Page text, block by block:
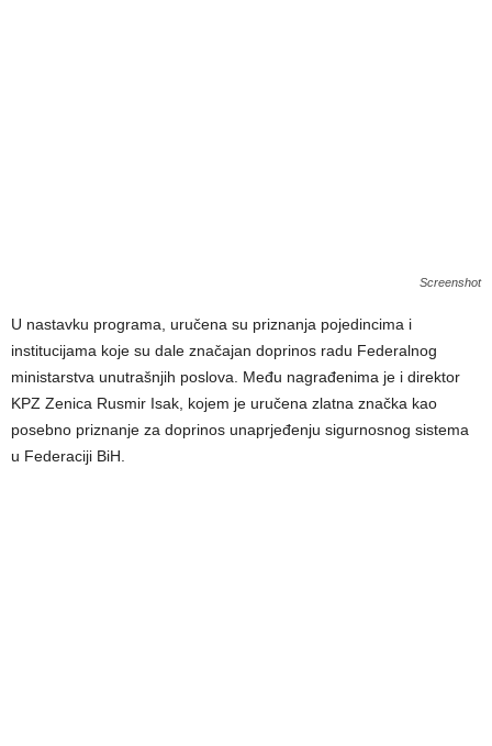
Screenshot
U nastavku programa, uručena su priznanja pojedincima i
institucijama koje su dale značajan doprinos radu Federalnog
ministarstva unutrašnjih poslova. Među nagrađenima je i direktor
KPZ Zenica Rusmir Isak, kojem je uručena zlatna značka kao
posebno priznanje za doprinos unaprjeđenju sigurnosnog sistema
u Federaciji BiH.